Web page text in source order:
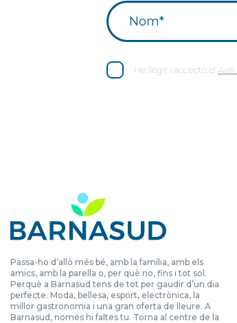
He llegit i accepto el Avís
Passa-ho d’allò més bé, amb la família, amb els
amics, amb la parella o, per què no, fins i tot sol.
Perquè a Barnasud tens de tot per gaudir d’un dia
perfecte. Moda, bellesa, esport, electrònica, la
millor gastronomia i una gran oferta de lleure. A
Barnasud, només hi faltes tu. Torna al centre de la